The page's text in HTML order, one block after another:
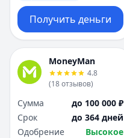
Получить деньги
MoneyMan
4.8
(18отзывов)
Сумма
до 100 000 ₽
Срок
до 364 дней
Одобрение
Высокое